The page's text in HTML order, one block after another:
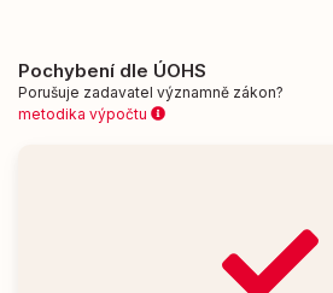
Pochybení dle ÚOHS
Porušuje zadavatel významně zákon?
metodika výpočtu